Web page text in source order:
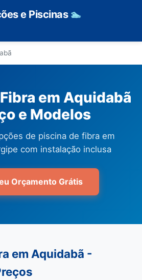
e Piscinas 🏊
em Aquidabã
e Modelos
de piscina de fibra em
com instalação inclusa
Orçamento Grátis
em Aquidabã -